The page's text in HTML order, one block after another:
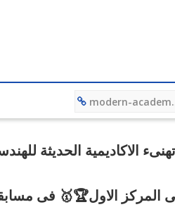
تهنىء الاكاديمية الحديثة
المركز الاول🏆🥇 فى
هندسة التصنيع وتكنولوجيا الانتاج